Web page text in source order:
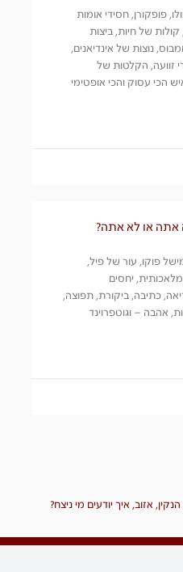
פופקורן, חסידי אומות
של חיות, ביצות
נוצות של אינדיאנים,
זוועה, הקלטות של
הכי עסוק והכי אופטימי
אתה או לא אתה?
פוקו, עור של פיל,
מלאכותית, יחסים
כתיבה, ביקורת, תפוצה,
אהבה – וגוטפרוינד
אזוב, איך יודעים מי ניצח?